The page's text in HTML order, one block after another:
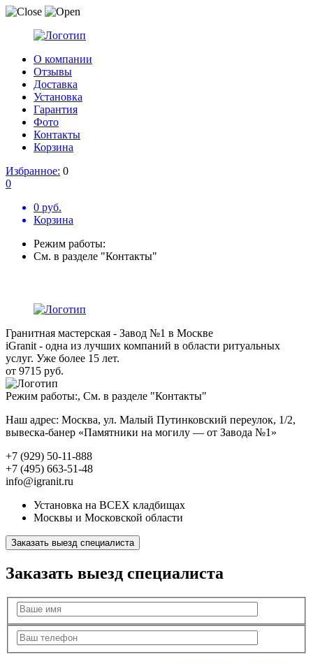
О компании
Отзывы
Доставка
Установка
Гарантия
Фото
Контакты
Корзина
Избранное: 0
0
0 руб.
Корзина
Режим работы:
См. в разделе "Контакты"
Гранитная мастерская - Завод №1 в Москве
iGranit - одна из лучших компаний в области ритуальных
услуг. Уже более 15 лет.
от 9715 руб.
Режим работы:, См. в разделе "Контакты"
Наш адрес: Москва, ул. Малый Путинковский переулок, 1/2,
вывеска-банер «Памятники на могилу — от Завода №1»
+7 (929) 50-11-888
+7 (495) 663-51-48
info@igranit.ru
Установка на ВСЕХ кладбищах
Москвы и Московской области
Заказать выезд специалиста
Заказать выезд специалиста